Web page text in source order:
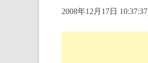
2008年12月17日 10:37:37